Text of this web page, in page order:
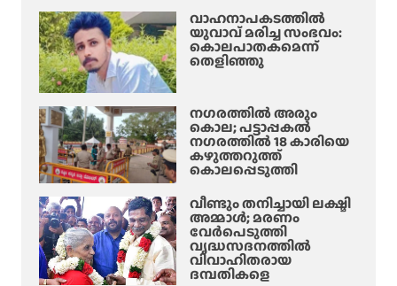
ന്തി
പ്പി
ച്ച്
യ
ച
ർ
ച്ച
വാഹനാപകടത്തിൽ
യുവാവ് മരിച്ച സംഭവം:
കൊലപാതകമെന്ന്
തെളിഞ്ഞു
നഗരത്തിൽ അരും
കൊല; പട്ടാപ്പകൽ
നഗരത്തിൽ 18 കാരിയെ
കഴുത്തറുത്ത്
കൊലപ്പെടുത്തി
വീണ്ടും തനിച്ചായി ലക്ഷ്മി
അമ്മാള്‍; മരണം
വേർപെടുത്തി
വൃദ്ധസദനത്തില്‍
വിവാഹിതരായ
ദമ്പതികളെ